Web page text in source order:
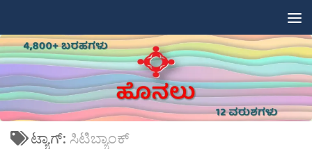
ಟ್ಯಾಗ್: ಸಿಟಿಬ್ಯಾಂಕ್